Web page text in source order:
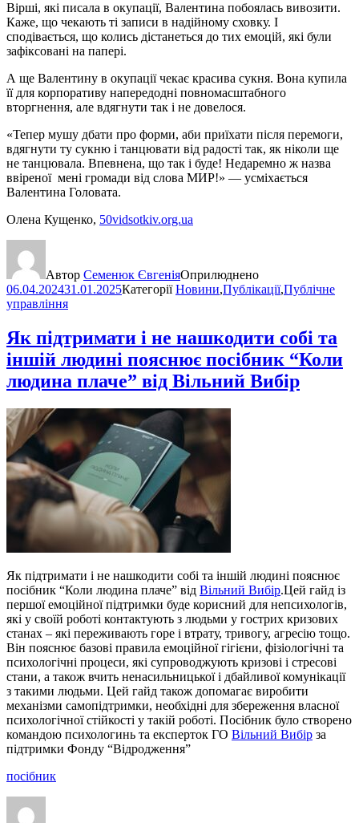
Вірші, які писала в окупації, Валентина побоялась вивозити.
Каже, що чекають ті записи в надійному сховку. І
сподівається, що колись дістанеться до тих емоцій, які були
зафіксовані на папері.
А ще Валентину в окупації чекає красива сукня. Вона купила
її для корпоративу напередодні повномасштабного
вторгнення, але вдягнути так і не довелося.
«Тепер мушу дбати про форми, аби приїхати після перемоги,
вдягнути ту сукню і танцювати від радості так, як ніколи ще
не танцювала. Впевнена, що так і буде! Недаремно ж назва
ввіреної мені громади від слова МИР!» — усміхається
Валентина Головата.
Олена Кущенко, 50vidsotkiv.org.ua
Автор Семенюк ЄвгеніяОприлюднено
06.04.202431.01.2025КатегоріїНовини,Публікації,Публічне
управління
Як підтримати і не нашкодити собі та
іншій людині пояснює посібник “Коли
людина плаче” від Вільний Вибір
Як підтримати і не нашкодити собі та іншій людині пояснює
посібник “Коли людина плаче” від Вільний Вибір.Цей гайд із
першої емоційної підтримки буде корисний для непсихологів,
які у своїй роботі контактують з людьми у гострих кризових
станах – які переживають горе і втрату, тривогу, агресію тощо.
Він пояснює базові правила емоційної гігієни, фізіологічні та
психологічні процеси, які супроводжують кризові і стресові
стани, а також вчить ненасильницької і дбайливої комунікації
з такими людьми. Цей гайд також допомагає виробити
механізми самопідтримки, необхідні для збереження власної
психологічної стійкості у такій роботі. Посібник було створено
командою психологинь та експерток ГО Вільний Вибір за
підтримки Фонду “Відродження”
посібник